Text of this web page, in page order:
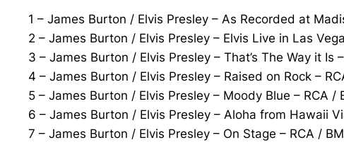
1 – James Burton / Elvis Presley – As Recorded at
2 – James Burton / Elvis Presley – Elvis Live in Las
3 – James Burton / Elvis Presley – That’s The Way it Is
4 – James Burton / Elvis Presley – Raised on Rock –
5 – James Burton / Elvis Presley – Moody Blue – RCA /
6 – James Burton / Elvis Presley – Aloha from Hawaii
7 – James Burton / Elvis Presley – On Stage – RCA /